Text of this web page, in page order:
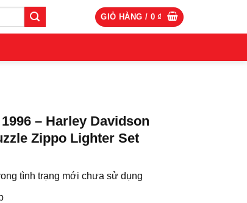
GIỎ HÀNG / 0₫
– Harley Davidson
Zippo Lighter Set
tình trạng mới chưa sử dụng